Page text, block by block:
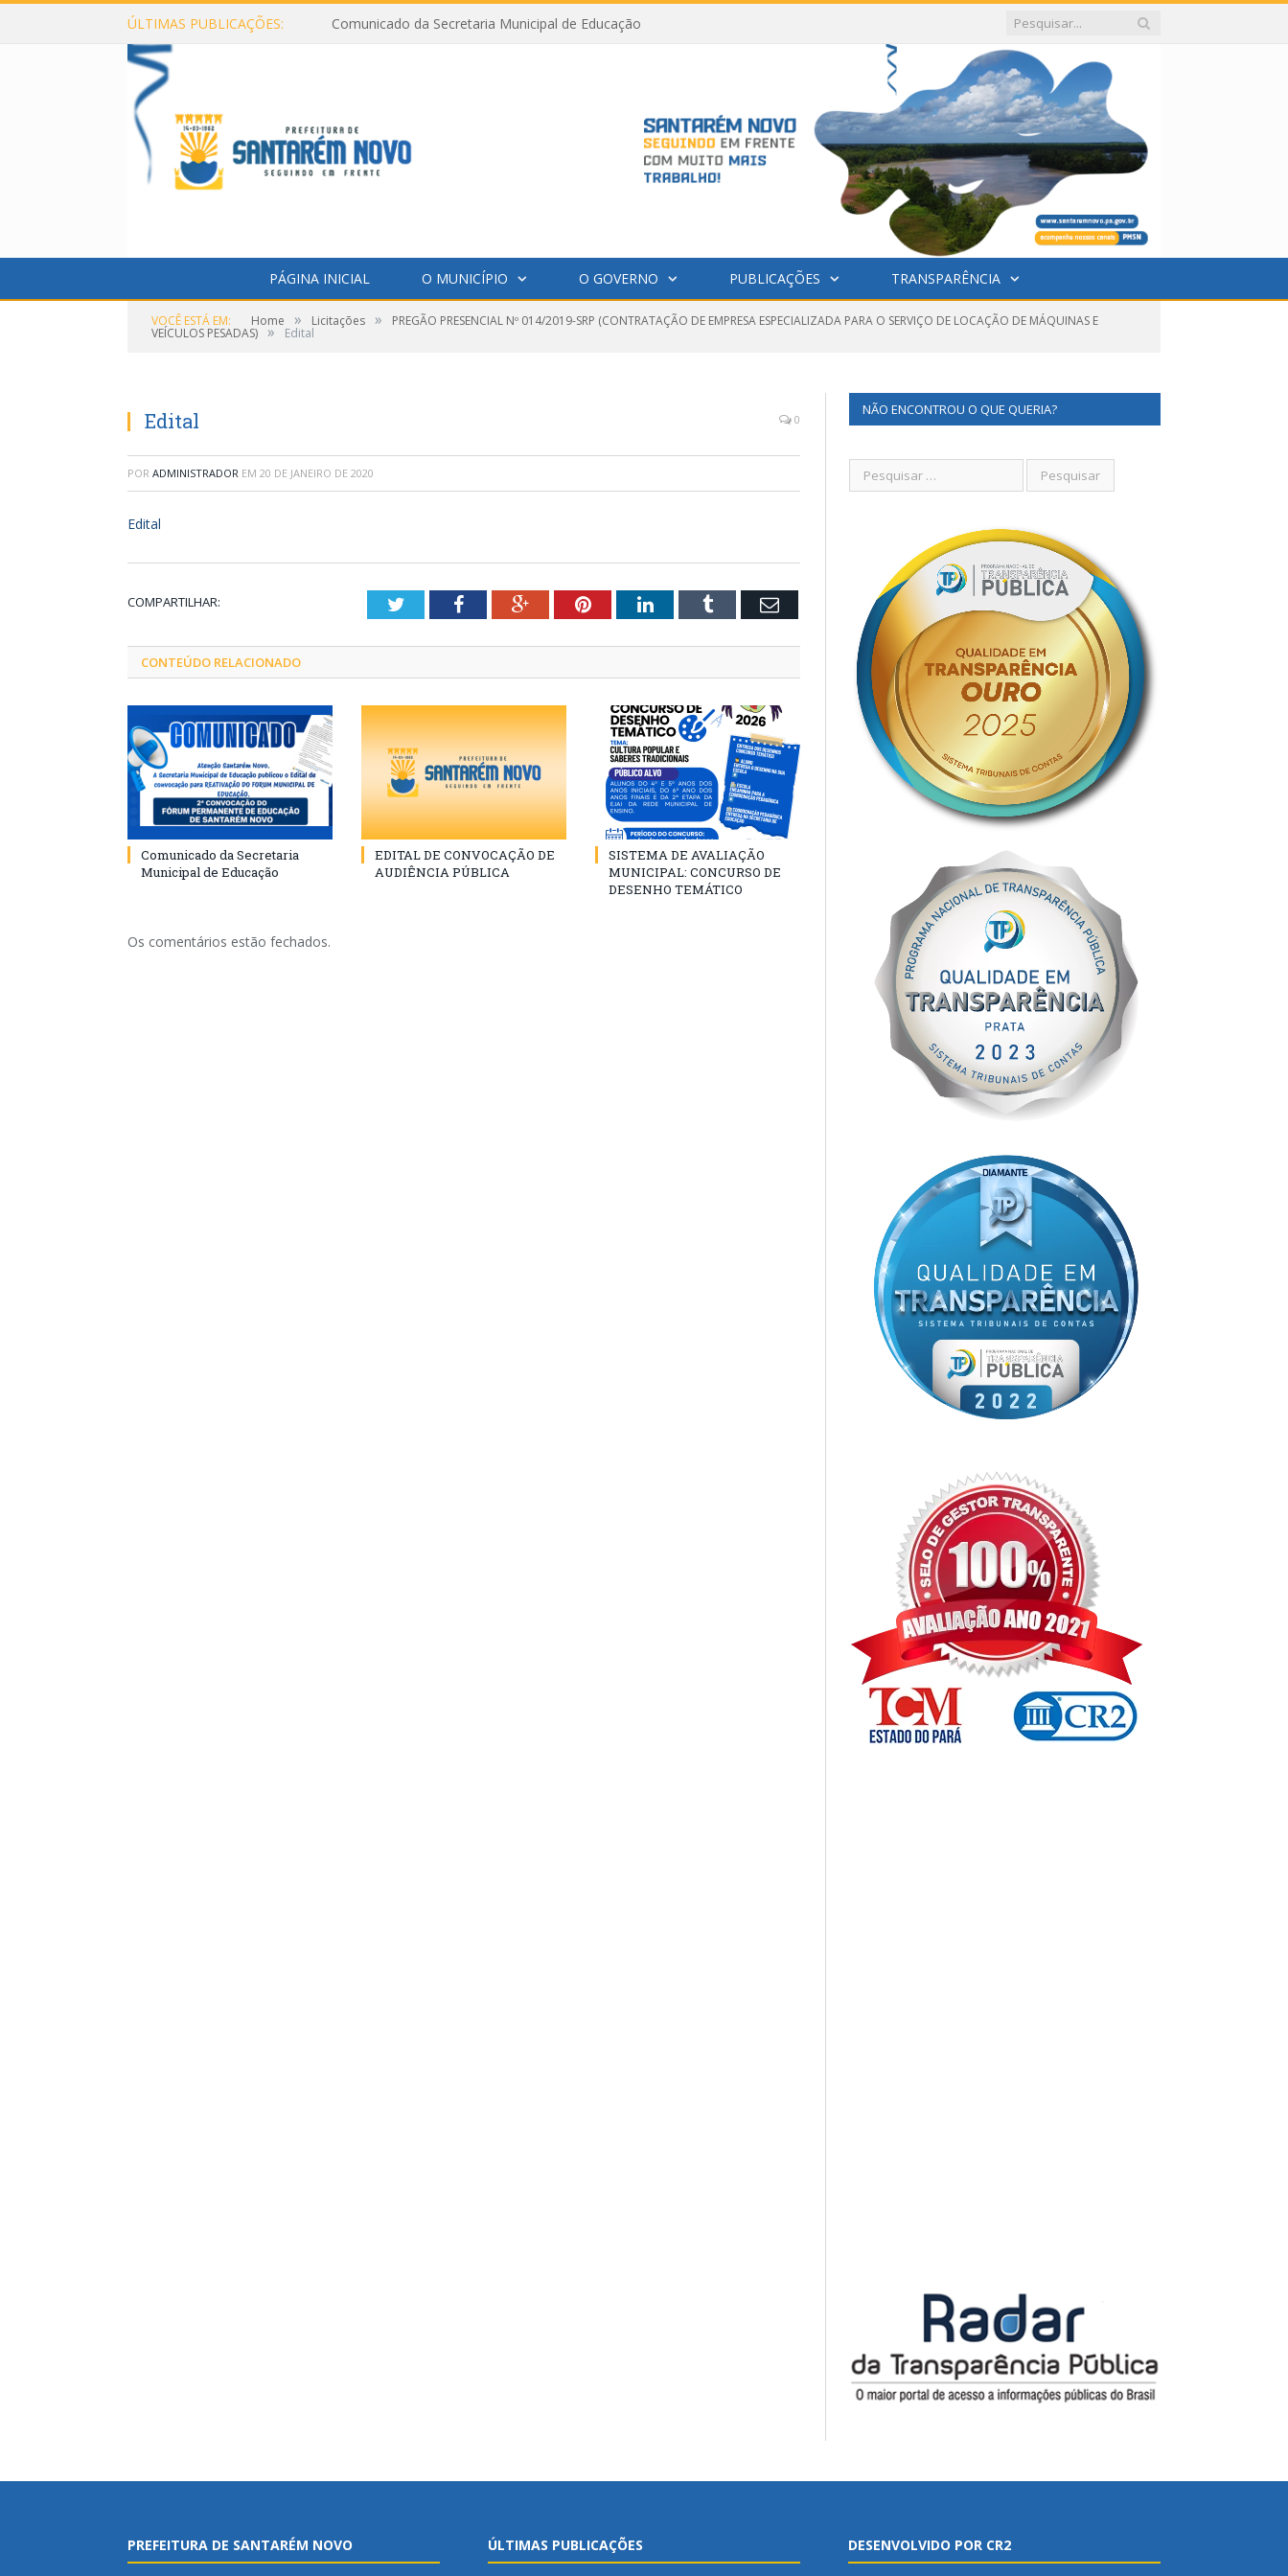
ÚLTIMAS PUBLICAÇÕES: Comunicado da Secretaria Municipal de Educação
PÁGINA INICIAL O MUNICÍPIO O GOVERNO PUBLICAÇÕES TRANSPARÊNCIA
VOCÊ ESTÁ EM: Home » Licitações » PREGÃO PRESENCIAL Nº 014/2019-SRP (CONTRATAÇÃO DE EMPRESA ESPECIALIZADA PARA O SERVIÇO DE LOCAÇÃO DE MÁQUINAS E
VEÍCULOS PESADAS) » Edital
Edital 0
POR ADMINISTRADOR EM 20 DE JANEIRO DE 2020
Edital
COMPARTILHAR: TwitterFacebookGoogle+PinterestLinkedInTumblr Email
CONTEÚDO RELACIONADO
Comunicado da Secretaria
Municipal de Educação
EDITAL DE CONVOCAÇÃO DE
AUDIÊNCIA PÚBLICA
SISTEMA DE AVALIAÇÃO
MUNICIPAL: CONCURSO DE
DESENHO TEMÁTICO
Os comentários estão fechados.
NÃO ENCONTROU O QUE QUERIA?
PREFEITURA DE SANTARÉM NOVO ÚLTIMAS PUBLICAÇÕES DESENVOLVIDO POR CR2